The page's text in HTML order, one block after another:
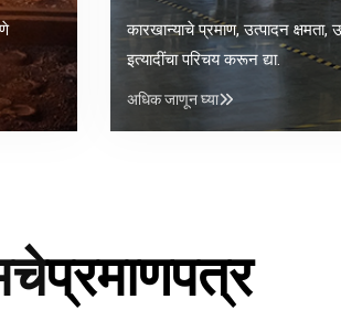
कारखान्याचे प्रमाण, उत्पादन
इत्यादींचा परिचय करून द्या.
अधिक जाणून घ्या
प्रमाणपत्र